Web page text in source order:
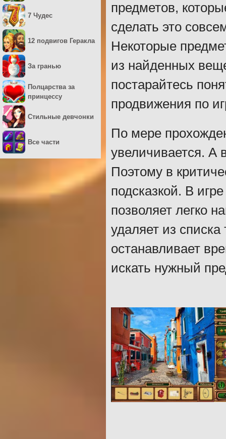
предметов,
сделать это
Некоторые
из найденных
постарайтесь
продвижения по
По мере
увеличивается. А
Поэтому в
подсказкой. В
позволяет легко
удаляет из
останавливает
искать нужный
7 Чудес
12 подвигов Геракла
За гранью
Полцарства за
принцессу
Стильные девчонки
Все части